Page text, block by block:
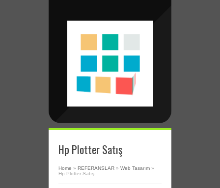
Hp Plotter Satış
Home » REFERANSLAR » Web Tasarım »
Hp Plotter Satış